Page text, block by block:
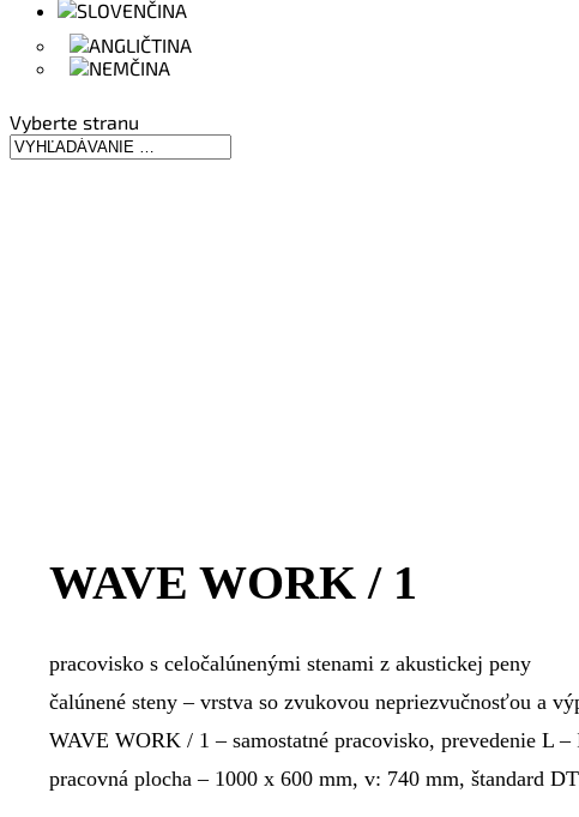
Vyberte stranu
WAVE WORK / 1
pracovisko s celočalúnenými stenami z akustickej peny
čalúnené steny – vrstva so zvukovou nepriezvučnosťou a
WAVE WORK / 1 – samostatné pracovisko, prevedenie L –
pracovná plocha – 1000 x 600 mm, v: 740 mm, štandard